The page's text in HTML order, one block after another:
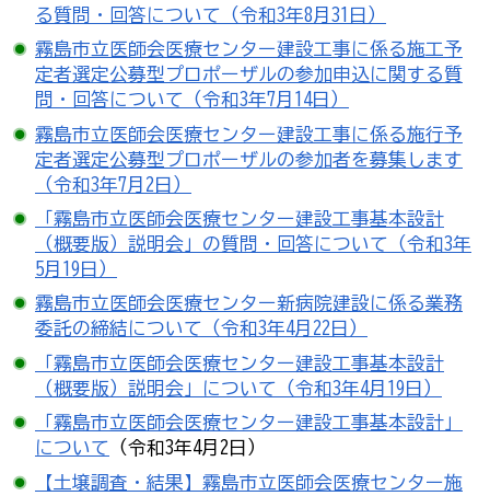
る質問・回答について（令和3年8月31日）
霧島市立医師会医療センター建設工事に係る施工予
定者選定公募型プロポーザルの参加申込に関する質
問・回答について（令和3年7月14日）
霧島市立医師会医療センター建設工事に係る施行予
定者選定公募型プロポーザルの参加者を募集します
（令和3年7月2日）
「霧島市立医師会医療センター建設工事基本設計
（概要版）説明会」の質問・回答について（令和3年
5月19日）
霧島市立医師会医療センター新病院建設に係る業務
委託の締結について（令和3年4月22日）
「霧島市立医師会医療センター建設工事基本設計
（概要版）説明会」について（令和3年4月19日）
「霧島市立医師会医療センター建設工事基本設計」
について （令和3年4月2日）
【土壌調査・結果】霧島市立医師会医療センター施